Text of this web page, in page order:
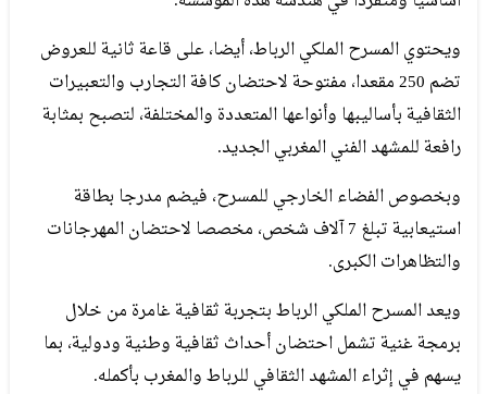
ويحتوي المسرح الملكي الرباط، أيضا، على قاعة ثانية للعروض
تضم 250 مقعدا، مفتوحة لاحتضان كافة التجارب والتعبيرات
الثقافية بأساليبها وأنواعها المتعددة والمختلفة، لتصبح بمثابة
رافعة للمشهد الفني المغربي الجديد.
وبخصوص الفضاء الخارجي للمسرح، فيضم مدرجا بطاقة
استيعابية تبلغ 7 آلاف شخص، مخصصا لاحتضان المهرجانات
والتظاهرات الكبرى.
ويعد المسرح الملكي الرباط بتجربة ثقافية غامرة من خلال
برمجة غنية تشمل احتضان أحداث ثقافية وطنية ودولية، بما
يسهم في إثراء المشهد الثقافي للرباط والمغرب بأكمله.